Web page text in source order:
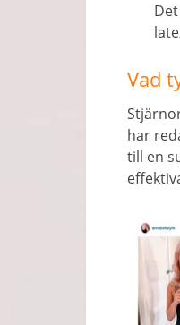
Vad
har
till en